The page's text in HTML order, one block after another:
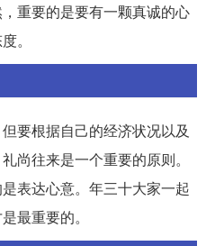
重要的是要有一颗真诚的心
。
要根据自己的经济状况以及
尚往来是一个重要的原则。
表达心意。年三十大家一起
最重要的。